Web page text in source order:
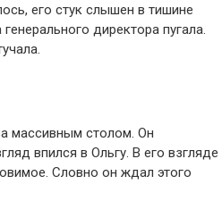
его стук слышен в тишине
директора пугала.
массивным столом. Он
впился в Ольгу. В его взгляде
Словно он ждал этого